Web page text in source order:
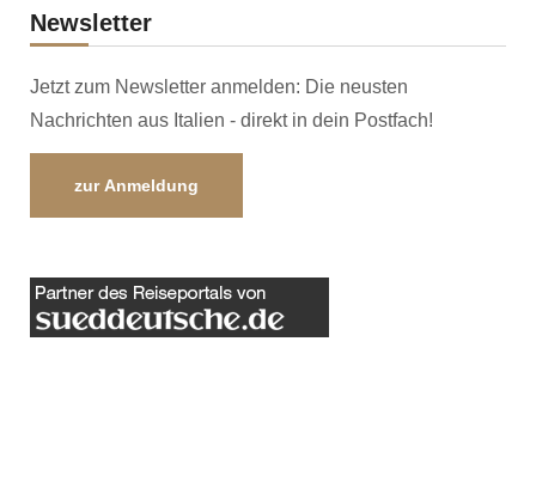
Newsletter
Jetzt zum Newsletter anmelden: Die neusten
Nachrichten aus Italien - direkt in dein Postfach!
zur Anmeldung